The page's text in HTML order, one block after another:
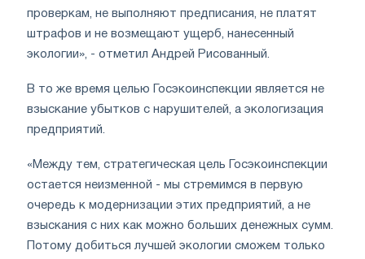
проверкам, не выполняют предписания, не платят
штрафов и не возмещают ущерб, нанесенный
экологии», - отметил Андрей Рисованный.
В то же время целью Госэкоинспекции является не
взыскание убытков с нарушителей, а экологизация
предприятий.
«Между тем, стратегическая цель Госэкоинспекции
остается неизменной - мы стремимся в первую
очередь к модернизации этих предприятий, а не
взыскания с них как можно больших денежных сумм.
Потому добиться лучшей экологии сможем только